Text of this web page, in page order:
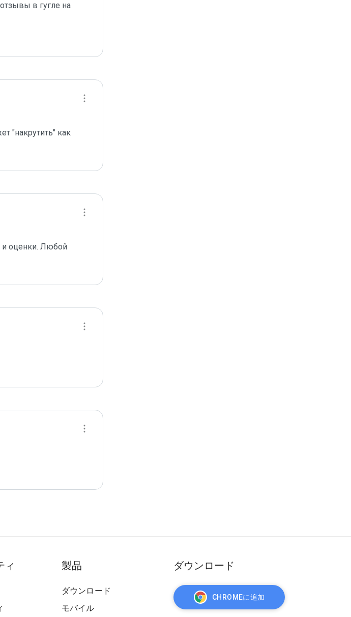
в гугле на
"накрутить" как
и оценки. Любой
ィ 製品
ダウンロード
モバイル
ダウンロード
CHROMEに追加